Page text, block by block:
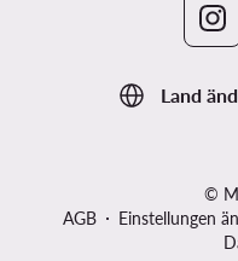
Land
©
AGB
Einstellungen